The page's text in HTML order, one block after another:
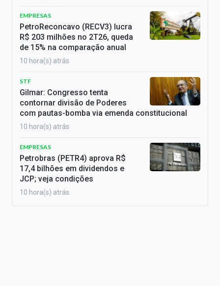
EMPRESAS
PetroReconcavo (RECV3) lucra
R$ 203 milhões no 2T26, queda
de 15% na comparação anual
10 hora(s) atrás
STF
Gilmar: Congresso tenta
contornar divisão de Poderes
com pautas-bomba via emenda constitucional
10 hora(s) atrás
EMPRESAS
Petrobras (PETR4) aprova R$
17,4 bilhões em dividendos e
JCP; veja condições
10 hora(s) atrás